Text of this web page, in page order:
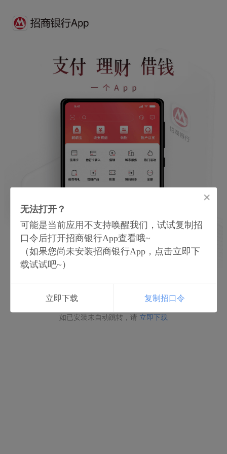
无法打开？
可能是当前应用不支持唤醒我们，试试复制招
口令后打开招商银行App查看哦~
（如果您尚未安装招商银行App，点击立即下
载试试吧~）
立即下载 复制招口令
如已安装未自动跳转，请 立即下载